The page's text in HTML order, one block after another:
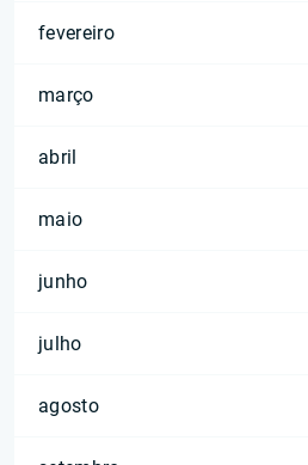
fevereiro
março
abril
maio
junho
julho
agosto